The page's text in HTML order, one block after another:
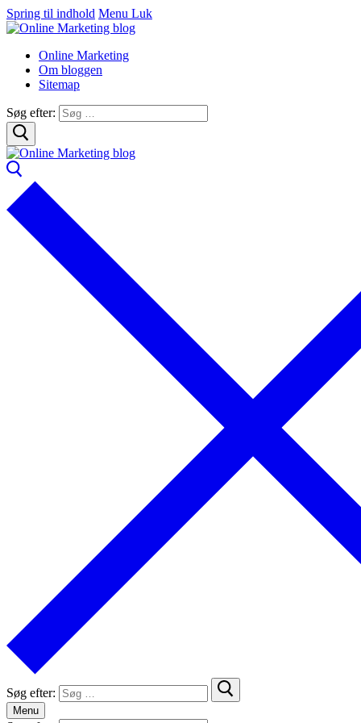
Spring til indhold Menu Luk
Online Marketing
Om bloggen
Sitemap
Søg efter:
Søg efter:
Menu